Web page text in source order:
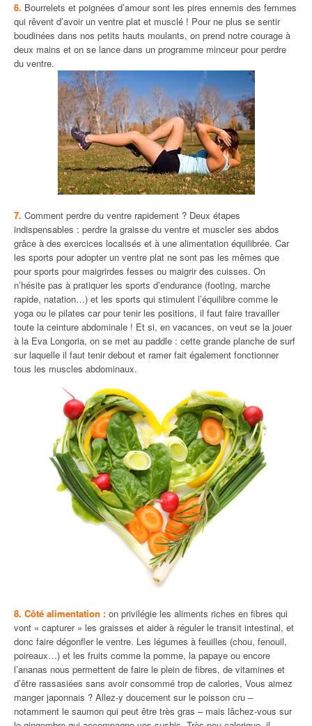
6. Bourrelets et poignées d’amour sont les pires ennemis des femmes
qui rêvent d’avoir un ventre plat et musclé ! Pour ne plus se sentir
boudinées dans nos petits hauts moulants, on prend notre courage à
deux mains et on se lance dans un programme minceur pour perdre
du ventre.
7. Comment perdre du ventre rapidement ? Deux étapes
indispensables : perdre la graisse du ventre et muscler ses abdos
grâce à des exercices localisés et à une alimentation équilibrée. Car
les sports pour adopter un ventre plat ne sont pas les mêmes que
pour sports pour maigrirdes fesses ou maigrir des cuisses. On
n’hésite pas à pratiquer les sports d’endurance (footing, marche
rapide, natation…) et les sports qui stimulent l’équilibre comme le
yoga ou le pilates car pour tenir les positions, il faut faire travailler
toute la ceinture abdominale ! Et si, en vacances, on veut se la jouer
à la Eva Longoria, on se met au paddle : cette grande planche de surf
sur laquelle il faut tenir debout et ramer fait également fonctionner
tous les muscles abdominaux.
8. Côté alimentation : on privilégie les aliments riches en fibres qui
vont « capturer » les graisses et aider à réguler le transit intestinal, et
donc faire dégonfler le ventre. Les légumes à feuilles (chou, fenouil,
poireaux…) et les fruits comme la pomme, la papaye ou encore
l’ananas nous permettent de faire le plein de fibres, de vitamines et
d’être rassasiées sans avoir consommé trop de calories, Vous aimez
manger japonnais ? Allez-y doucement sur le poisson cru –
notamment le saumon qui peut être très gras – mais lâchez-vous sur